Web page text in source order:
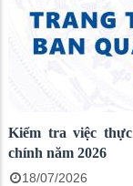
Kiểm tra việc
chính năm 2026
18/07/2026